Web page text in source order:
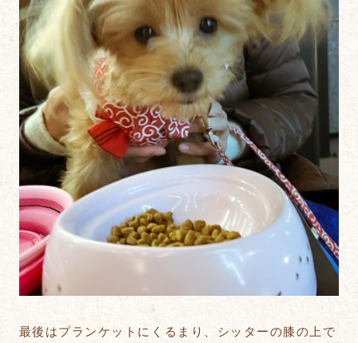
最後はプランケットにくるまり、シッターの膝の上で